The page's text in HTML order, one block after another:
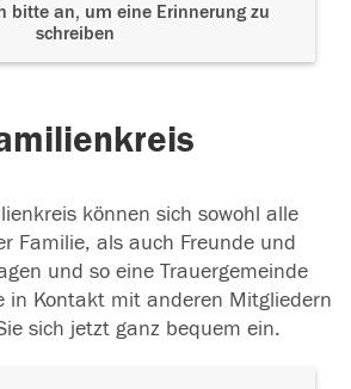
bitte an, um eine Erinnerung zu
schreiben
können sich sowohl alle
Familie, als auch Freunde und
und so eine Trauergemeinde
in Kontakt mit anderen Mitgliedern
sich jetzt ganz bequem ein.